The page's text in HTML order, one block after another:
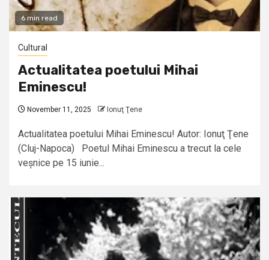
6 min read
Cultural
Actualitatea poetului Mihai
Eminescu!
November 11, 2025 Ionuţ Ţene
Actualitatea poetului Mihai Eminescu! Autor: Ionuţ Ţene
(Cluj-Napoca) Poetul Mihai Eminescu a trecut la cele
veșnice pe 15 iunie...